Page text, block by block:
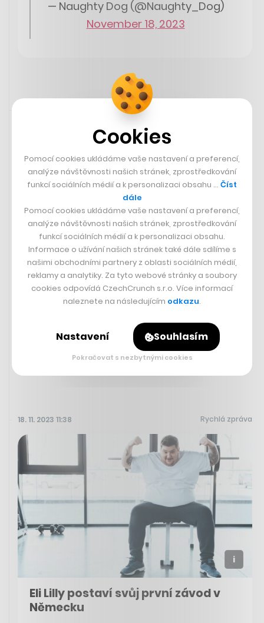
— Naughty Dog (@Naughty_Dog)
November 18, 2023
Můžeš se ve 12 připojit na call? Sam
Altman se na něm dozvěděl, že
ONDŘEJ HOLZMAN
18. 11. 2023 11:38 Rychlá zpráva
Eli Lilly postaví svůj první závod v
Německu
Cookies
Pomocí cookies ukládáme vaše nastavení a preferencí,
analýze návštěvnosti našich stránek, zprostředkování
funkcí sociálních médií a k personalizaci obsahu … Číst
dále
Pomocí cookies ukládáme vaše nastavení a preferencí,
analýze návštěvnosti našich stránek, zprostředkování
funkcí sociálních médií a k personalizaci obsahu.
Informace o užívání našich stránek také dále sdílíme s
našimi obchodními partnery z oblasti sociálních médií,
reklamy a analytiky. Za tyto webové stránky a soubory
cookies odpovídá CzechCrunch s.r.o. Více informací
naleznete na následujícím odkazu.
Nastavení Souhlasím
Pokračovat s nezbytnými cookies